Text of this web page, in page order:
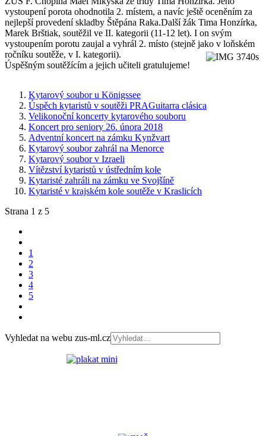
vystoupení porota ohodnotila 2. místem, a navíc ještě oceněním za
nejlepší provedení skladby Štěpána Raka.Další žák Tima Honzírka,
Marek Brštiak, soutěžil ve II. kategorii (11-12 let). I on svým
vystoupením porotu zaujal a vyhrál 2. místo (stejně jako v loňském
ročníku soutěže, v I. kategorii).
Úspěšným soutěžícím a jejich učiteli gratulujeme!
Kytarový soubor u Königssee
Úspěch kytaristů v soutěži PRAGuitarra clásica
Velikonoční koncerty kytarového souboru
Koncert pro seniory 26. února 2018
Adventní koncert na zámku Kynžvart
Kytarový soubor zahrál na Menorce
Kytarový soubor v Izraeli
Vítězství kytaristů v ústředním kole
Kytaristé zahráli na zámku ve Svojšíně
Kytaristé v krajském kole soutěže v Kraslicích
Strana 1 z 5
1
2
3
4
5
Vyhledat na webu zus-ml.cz